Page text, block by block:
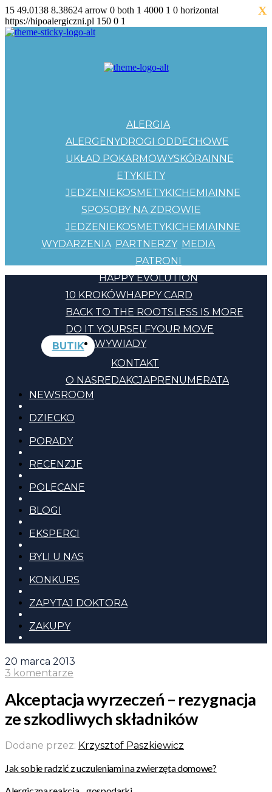
15 49.0138 8.38624 arrow 0 both 1 4000 1 0 horizontal
https://hipoalergiczni.pl 150 0 1
ALERGIA
ALERGENYDROGI ODDECHOWE
UKŁAD POKARMOWYSKÓRAINNE
ETYKIETY
JEDZENIEKOSMETYKICHEMIAINNE
SPOSOBY NA ZDROWIE
JEDZENIEKOSMETYKICHEMIAINNE
WYDARZENIA PARTNERZY
PATRONI
MEDIA
HAPPY EVOLUTION
10 KROKÓWHAPPY CARD
BACK TO THE ROOTSLESS IS MORE
DO IT YOURSELFYOUR MOVE
BUTIK
KONTAKT
O NASREDAKCJAPRENUMERATA
WYWIADY
NEWSROOM
DZIECKO
PORADY
RECENZJE
POLECANE
BLOGI
EKSPERCI
BYLI U NAS
KONKURS
ZAPYTAJ DOKTORA
ZAKUPY
20 marca 2013
3 komentarze
Akceptacja wyrzeczeń – rezygnacja
ze szkodliwych składników
Dodane przez: Krzysztof Paszkiewicz
Jak sobie radzić z uczuleniami na zwierzęta domowe?
X